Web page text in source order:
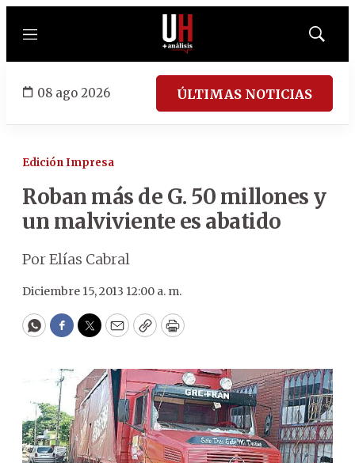
Menú
Mostrar
08 ago 2026 ÚLTIMAS NOTICIAS
Edición Impresa
Roban más de G. 50 millones y
un malviviente es abatido
Por Elías Cabral
Diciembre 15, 2013 12:00 a. m.
WhatsApp
Facebook
Twitter
EmailCopyPrint